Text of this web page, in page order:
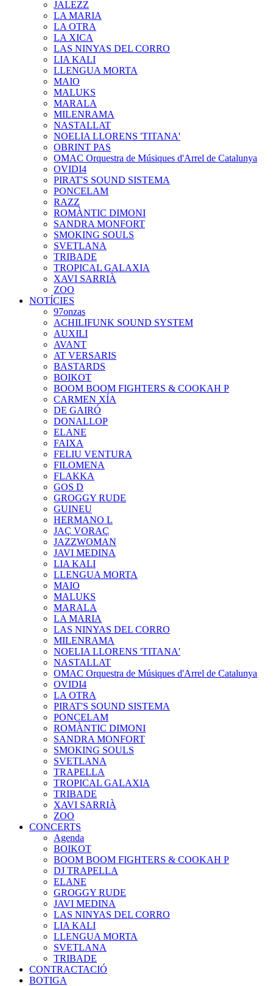
JALEZZ
LA MARIA
LA OTRA
LA XICA
LAS NINYAS DEL CORRO
LIA KALI
LLENGUA MORTA
MAIO
MALUKS
MARALA
MILENRAMA
NASTALLAT
NOELIA LLORENS 'TITANA'
OBRINT PAS
OMAC Orquestra de Músiques d'Arrel de Catalunya
OVIDI4
PIRAT'S SOUND SISTEMA
PONCELAM
RAZZ
ROMÀNTIC DIMONI
SANDRA MONFORT
SMOKING SOULS
SVETLANA
TRIBADE
TROPICAL GALAXIA
XAVI SARRIÀ
ZOO
NOTÍCIES
97onzas
ACHILIFUNK SOUND SYSTEM
AUXILI
AVANT
AT VERSARIS
BASTARDS
BOIKOT
BOOM BOOM FIGHTERS & COOKAH P
CARMEN XÍA
DE GAIRÓ
DONALLOP
ELANE
FAIXA
FELIU VENTURA
FILOMENA
FLAKKA
GOS D
GROGGY RUDE
GUINEU
HERMANO L
JAÇ VORAÇ
JAZZWOMAN
JAVI MEDINA
LIA KALI
LLENGUA MORTA
MAIO
MALUKS
MARALA
LA MARIA
LAS NINYAS DEL CORRO
MILENRAMA
NOELIA LLORENS 'TITANA'
NASTALLAT
OMAC Orquestra de Músiques d'Arrel de Catalunya
OVIDI4
LA OTRA
PIRAT'S SOUND SISTEMA
PONCELAM
ROMÀNTIC DIMONI
SANDRA MONFORT
SMOKING SOULS
SVETLANA
TRAPELLA
TROPICAL GALAXIA
TRIBADE
XAVI SARRIÀ
ZOO
CONCERTS
Agenda
BOIKOT
BOOM BOOM FIGHTERS & COOKAH P
DJ TRAPELLA
ELANE
GROGGY RUDE
JAVI MEDINA
LAS NINYAS DEL CORRO
LIA KALI
LLENGUA MORTA
SVETLANA
TRIBADE
CONTRACTACIÓ
BOTIGA